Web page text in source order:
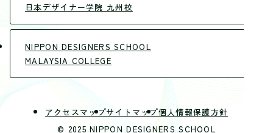
日本デザイナー学院 九州校
NIPPON DESIGNERS SCHOOL
MALAYSIA COLLEGE
アクセスマップサイトマップ個人情報保護方針
© 2025 NIPPON DESIGNERS SCHOOL